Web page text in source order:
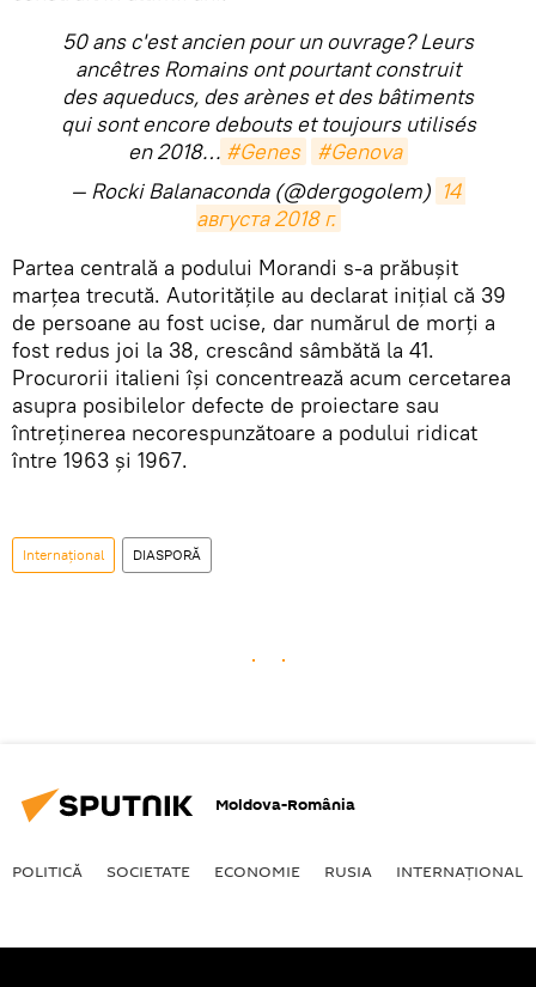
50 ans c'est ancien pour un ouvrage? Leurs
ancêtres Romains ont pourtant construit
des aqueducs, des arènes et des bâtiments
qui sont encore debouts et toujours utilisés
en 2018… #Genes
#Genova
— Rocki Balanaconda (@dergogolem) 14
августа 2018 г.
Partea centrală a podului Morandi s-a prăbușit
marțea trecută. Autoritățile au declarat inițial că 39
de persoane au fost ucise, dar numărul de morți a
fost redus joi la 38, crescând sâmbătă la 41.
Procurorii italieni își concentrează acum cercetarea
asupra posibilelor defecte de proiectare sau
întreținerea necorespunzătoare a podului ridicat
între 1963 și 1967.
Internaţional DIASPORĂ
Moldova-România
POLITICĂ SOCIETATE ECONOMIE RUSIA INTERNAŢIONAL